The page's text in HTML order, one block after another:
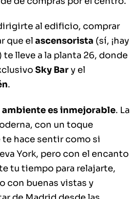
al edificio, comprar
que el ascensorista (sí, ¡hay
lleve a la planta 26, donde
Sky Bary el
.
ambiente es inmejorable. La
con un toque
hace sentir como si
York, pero con el encanto
tu tiempo para relajarte,
con buenas vistas y